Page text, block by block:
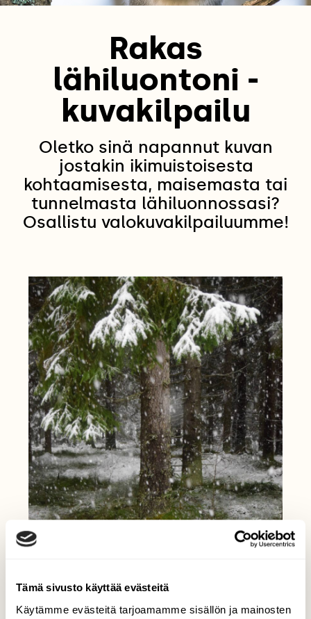
Tämä sivusto käyttää evästeitä
Käytämme evästeitä tarjoamamme sisällön ja mainosten
Rakas
lähiluontoni -
kuvakilpailu
Oletko sinä napannut kuvan
jostakin ikimuistoisesta
kohtaamisesta, maisemasta tai
tunnelmasta lähiluonnossasi?
Osallistu valokuvakilpailuumme!